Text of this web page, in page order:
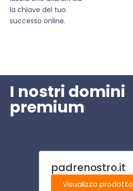
la chiave del tuo
successo online.
I nostri domini
premium
padrenostro.it
Visualizza prodotto